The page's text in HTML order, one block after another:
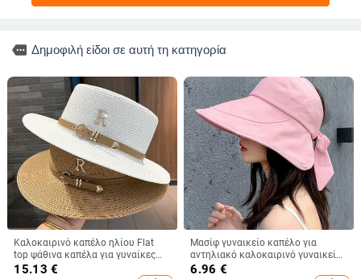
more Δημοφιλή είδοι σε αυτή τη κατηγορία
Καλοκαιρινό καπέλο ηλίου Flat
top ψάθινα καπέλα για γυναίκες
Νέο μεταλλικό γράμμα R Μοδάτο
15.13 €
Μασίφ γυναικείο καπέλο για
αντηλιακό καλοκαιρινό γυναικείο
γείσο αλογοουρά Φαρδύ γείσο
6.96 €